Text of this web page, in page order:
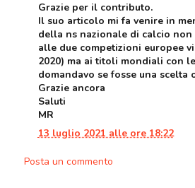
Grazie per il contributo.
Il suo articolo mi fa venire in
della ns nazionale di calcio
alle due competizioni europee
2020) ma ai titoli mondiali con
domandavo se fosse una scelta
Grazie ancora
Saluti
MR
13 luglio 2021 alle ore 18:22
Posta un commento